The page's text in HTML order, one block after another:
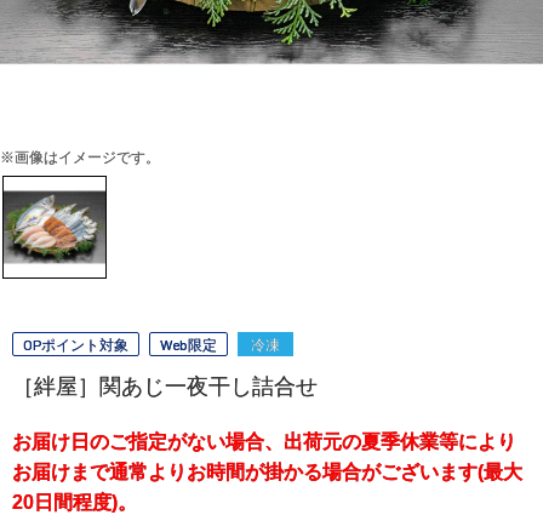
※画像はイメージです。
OPポイント対象 Web限定 冷凍
［絆屋］関あじ一夜干し詰合せ
お届け日のご指定がない場合、出荷元の夏季休業等により
お届けまで通常よりお時間が掛かる場合がございます(最大
20日間程度)。